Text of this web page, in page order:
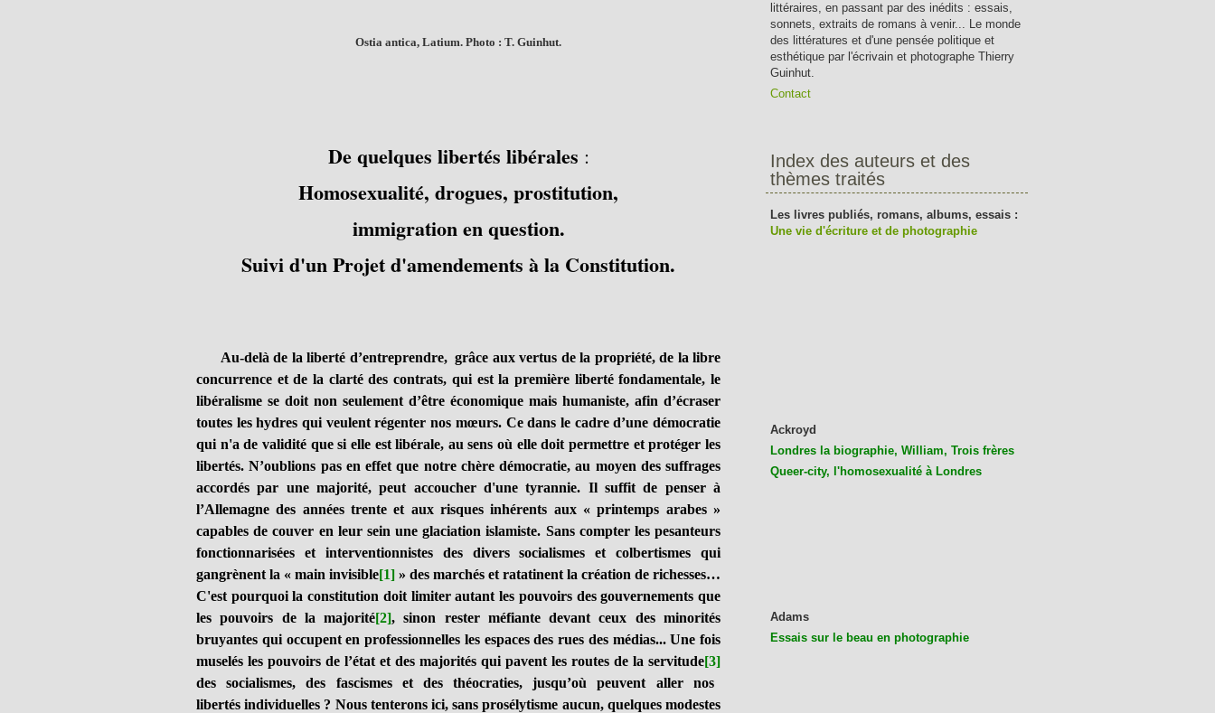
Ostia antica, Latium. Photo : T. Guinhut.
De quelques libertés libérales :
Homosexualité, drogues, prostitution,
immigration en question.
Suivi d'un Projet d'amendements à la Constitution.
Au-delà de la liberté d’entreprendre, grâce aux vertus de la propriété, de la libre
concurrence et de la clarté des contrats, qui est la première liberté fondamentale, le
libéralisme se doit non seulement d’être économique mais humaniste, afin d’écraser
toutes les hydres qui veulent régenter nos mœurs. Ce dans le cadre d’une démocratie
qui n'a de validité que si elle est libérale, au sens où elle doit permettre et protéger les
libertés. N’oublions pas en effet que notre chère démocratie, au moyen des suffrages
accordés par une majorité, peut accoucher d'une tyrannie. Il suffit de penser à
l’Allemagne des années trente et aux risques inhérents aux « printemps arabes »
capables de couver en leur sein une glaciation islamiste. Sans compter les pesanteurs
fonctionnarisées et interventionnistes des divers socialismes et colbertismes qui
gangrènent la « main invisible[1] » des marchés et ratatinent la création de richesses…
C'est pourquoi la constitution doit limiter autant les pouvoirs des gouvernements que
les pouvoirs de la majorité[2], sinon rester méfiante devant ceux des minorités
bruyantes qui occupent en professionnelles les espaces des rues des médias... Une fois
muselés les pouvoirs de l’état et des majorités qui pavent les routes de la servitude[3]
des socialismes, des fascismes et des théocraties, jusqu’où peuvent aller nos
libertés individuelles ? Nous tenterons ici, sans prosélytisme aucun, quelques modestes
littéraires, en passant par des inédits : essais,
sonnets, extraits de romans à venir... Le monde
des littératures et d'une pensée politique et
esthétique par l'écrivain et photographe Thierry
Guinhut.
Contact
Index des auteurs et des
thèmes traités
Les livres publiés, romans, albums, essais :
Une vie d'écriture et de photographie
Ackroyd
Londres la biographie, William, Trois frères
Queer-city, l'homosexualité à Londres
Adams
Essais sur le beau en photographie